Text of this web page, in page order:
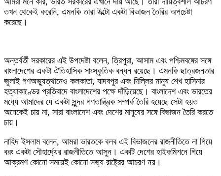
তখন থেকেই করেনি, এমনকি তারা উল্টো একটা বিভাজন তৈরির অপচেষ্টা
করেছে।
অন্তর্বর্তী সরকারের এই উপদেষ্টা বলেন, ত্রিপুরা, আসাম এবং পশ্চিমবঙ্গের সঙ্গে
বাংলাদেশের একটা ঐতিহাসিক সাংস্কৃতিক বন্ধন রয়েছে। এমনকি ছাত্রজনতার
জুলাই গণঅভ্যুত্থানেও কলকাতা, যাদবপুর এবং দিল্লির মানুষ শেখ হাসিনার
হত্যাকাণ্ডের প্রতিবাদে বাংলাদেশের পক্ষে দাঁড়িয়েছে। বাংলাদেশ এবং ভারতের
মধ্যে আমাদের যে একটা সুন্দর গণতান্ত্রিক সম্পর্ক তৈরি হয়েছে সেটা হয়ত
অনেকেই চায় না, সারা বাংলাদেশ এবং দেশের মানুষের সঙ্গে বিভাজন তৈরি করতে
চায়।
নাহিদ ইসলাম বলেন, আমরা ভারতকে বলব এই বিভাজনের রাজনীতিতে না গিয়ে
বরং একটা সৌহার্দ্যের রাজনীতিতে আসুন। একটি দেশের হাইকমিশনে গিয়ে
আক্রমণ কোনো সময়েই কোনো সভ্য রাষ্ট্রের আচরণ নয়।